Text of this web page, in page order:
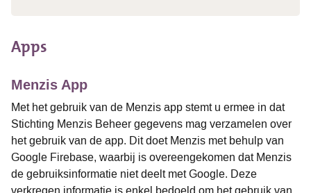
Apps
Menzis App
Met het gebruik van de Menzis app stemt u ermee in dat
Stichting Menzis Beheer gegevens mag verzamelen over
het gebruik van de app. Dit doet Menzis met behulp van
Google Firebase, waarbij is overeengekomen dat Menzis
de gebruiksinformatie niet deelt met Google. Deze